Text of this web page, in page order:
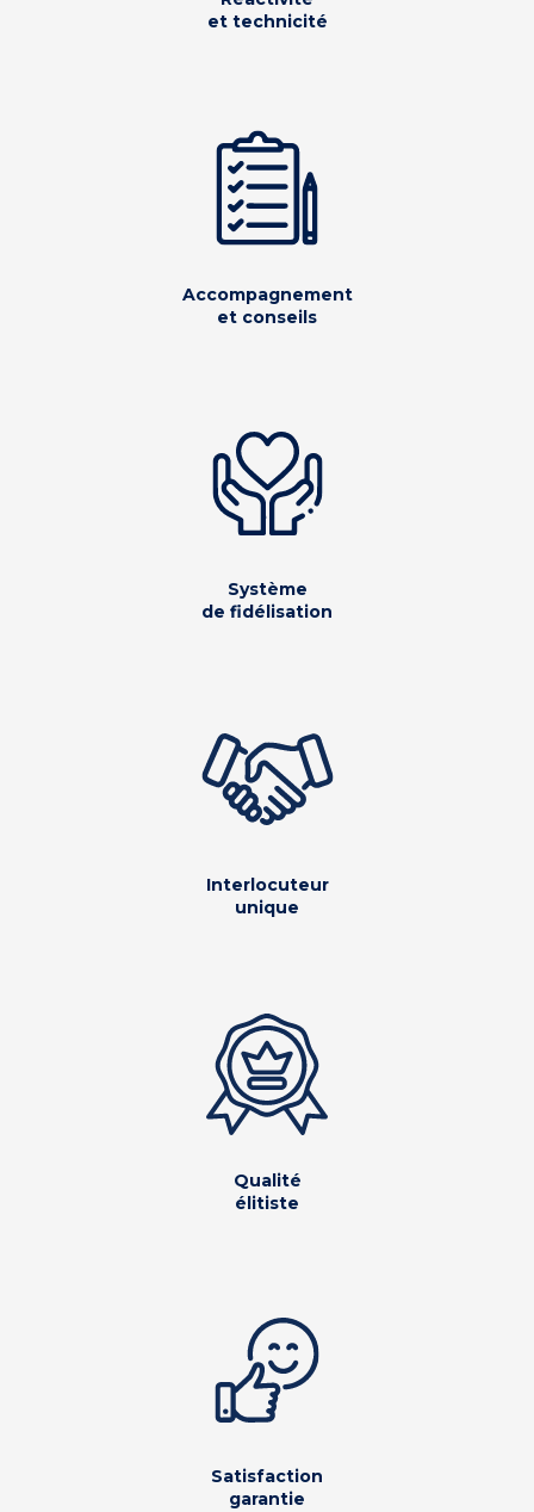
et technicité
Accompagnement
et conseils
Système
de fidélisation
Interlocuteur
unique
Qualité
élitiste
Satisfaction
garantie